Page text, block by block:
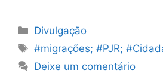
Categorias
Divulgação
Etiquetas
#migrações; #PJR;
Deixe um comentário